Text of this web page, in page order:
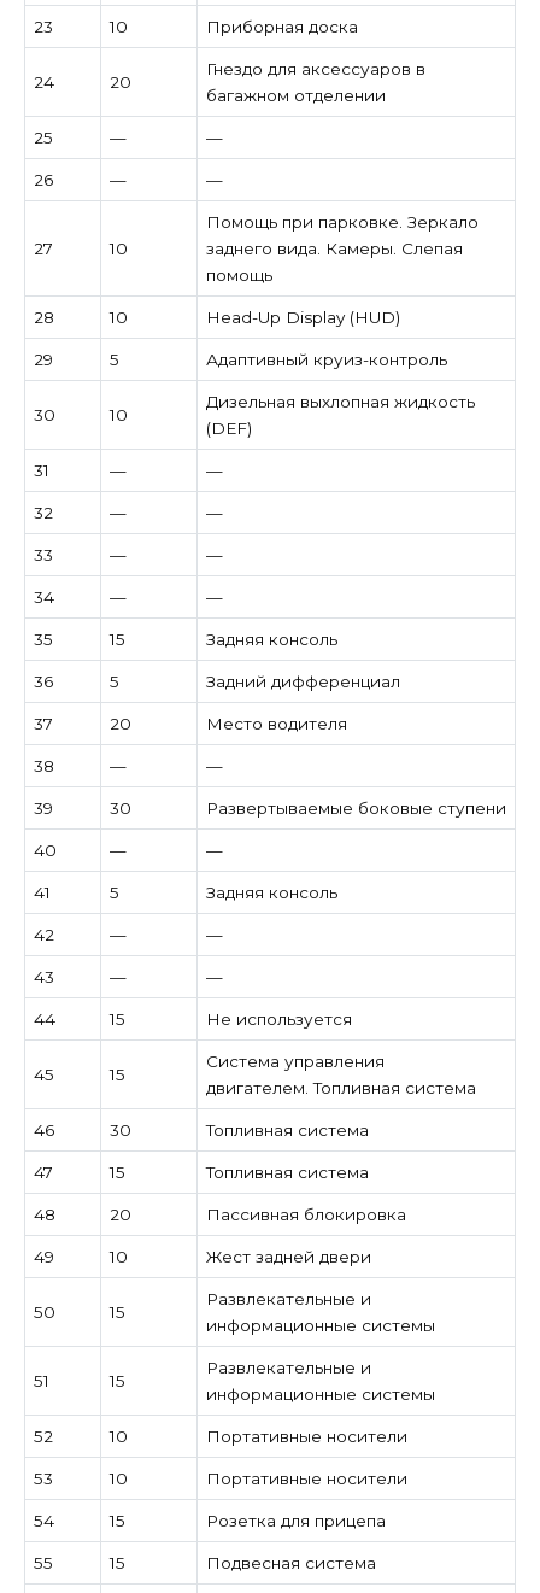
23 10 Приборная доска
24 20
Гнездо для аксессуаров в
багажном отделении
25 — —
26 — —
27 10
Помощь при парковке. Зеркало
заднего вида. Камеры. Слепая
помощь
28 10 Head-Up Display (HUD)
29 5 Адаптивный круиз-контроль
30 10
Дизельная выхлопная жидкость
(DEF)
31 — —
32 — —
33 — —
34 — —
35 15 Задняя консоль
36 5 Задний дифференциал
37 20 Место водителя
38 — —
39 30 Развертываемые боковые ступени
40 — —
41 5 Задняя консоль
42 — —
43 — —
44 15 Не используется
45 15
Система управления
двигателем. Топливная система
46 30 Топливная система
47 15 Топливная система
48 20 Пассивная блокировка
49 10 Жест задней двери
50 15
Развлекательные и
информационные системы
51 15
Развлекательные и
информационные системы
52 10 Портативные носители
53 10 Портативные носители
54 15 Розетка для прицепа
55 15 Подвесная система